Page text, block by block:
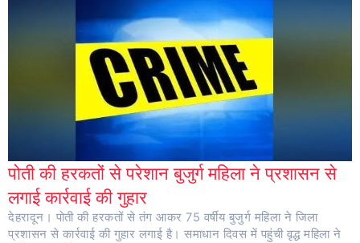
पोती की हरकतों से परेशान बुजुर्ग महिला ने प्रशासन से
लगाई कार्रवाई की गुहार
देहरादून। पोती की हरकतों से तंग आकर 75 वर्षीय बुजुर्ग महिला ने जिला
प्रशासन से कार्रवाई की गुहार लगाई है। समाधान दिवस में पहुंची वृद्ध महिला ने